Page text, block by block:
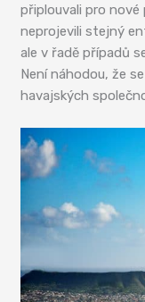
připlouvali pro nové
neprojevili stejný
ale v řadě případů
Není náhodou, že
havajských